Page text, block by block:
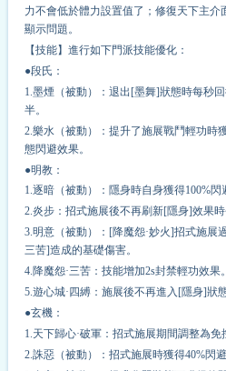
力不會低於體力設置值了；修復天下主介
顯示問題。
【技能】進行如下門派技能優化：
●段氏：
1.墨煙（被動）：退出[墨舞]狀態時每秒
半。
2.樂水（被動）：提升了施展戰鬥輕功時
態閃避效果。
●明教：
1.逐暗（被動）：隱身時自身獲得100%閃
2.炎步：招式施展後不再刷新[隱身]效果時
3.明意（被動）：[降魔怨·妙火]招式施展
三苦]造成的基礎傷害。
4.降魔怨·三苦：技能增加2s封禁輕功效果。
5.遊心城·四縛：施展後不再進入[隱身]狀
●玄機：
1.天下歸心·破軍：招式施展期間調整為免
2.誅惡（被動）：招式施展時獲得40%閃避